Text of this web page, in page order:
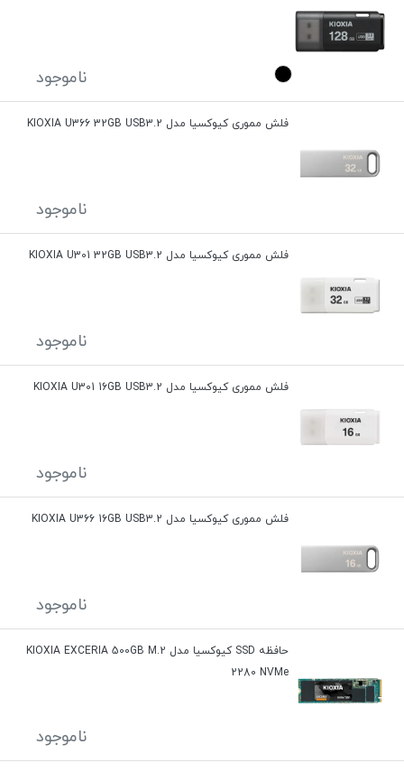
ناموجود
فلش مموری کیوکسیا مدل KIOXIA U366 32GB USB3.2
ناموجود
فلش مموری کیوکسیا مدل KIOXIA U301 32GB USB3.2
ناموجود
فلش مموری کیوکسیا مدل KIOXIA U301 16GB USB3.2
ناموجود
فلش مموری کیوکسیا مدل KIOXIA U366 16GB USB3.2
ناموجود
حافظه SSD کیوکسیا مدل KIOXIA EXCERIA 500GB M.2
2280 NVMe
ناموجود